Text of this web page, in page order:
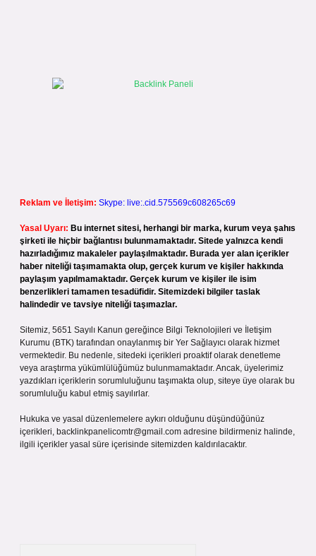
Reklam ve İletişim: Skype: live:.cid.575569c608265c69
Yasal Uyarı: Bu internet sitesi, herhangi bir marka, kurum veya şahıs
şirketi ile hiçbir bağlantısı bulunmamaktadır. Sitede yalnızca kendi
hazırladığımız makaleler paylaşılmaktadır. Burada yer alan içerikler
haber niteliği taşımamakta olup, gerçek kurum ve kişiler hakkında
paylaşım yapılmamaktadır. Gerçek kurum ve kişiler ile isim
benzerlikleri tamamen tesadüfidir. Sitemizdeki bilgiler taslak
halindedir ve tavsiye niteliği taşımazlar.
Sitemiz, 5651 Sayılı Kanun gereğince Bilgi Teknolojileri ve İletişim
Kurumu (BTK) tarafından onaylanmış bir Yer Sağlayıcı olarak hizmet
vermektedir. Bu nedenle, sitedeki içerikleri proaktif olarak denetleme
veya araştırma yükümlülüğümüz bulunmamaktadır. Ancak, üyelerimiz
yazdıkları içeriklerin sorumluluğunu taşımakta olup, siteye üye olarak bu
sorumluluğu kabul etmiş sayılırlar.
Hukuka ve yasal düzenlemelere aykırı olduğunu düşündüğünüz
içerikleri, backlinkpanelicomtr@gmail.com adresine bildirmeniz halinde,
ilgili içerikler yasal süre içerisinde sitemizden kaldırılacaktır.